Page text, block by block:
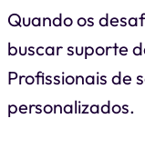
Quando os
buscar suporte
Profissionais de
personalizados.